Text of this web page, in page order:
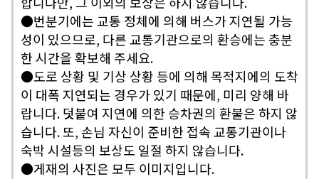
●번분기에는 교통 정체에 의해 버스가 지연될 가능
성이 있으므로, 다른 교통기관으로의 환승에는 충분
한 시간을 확보해 주세요.
●도로 상황 및 기상 상황 등에 의해 목적지에의 도착
이 대폭 지연되는 경우가 있기 때문에, 미리 양해 바
랍니다. 덧붙여 지연에 의한 승차권의 환불은 하지 않
습니다. 또, 손님 자신이 준비한 접속 교통기관이나
숙박 시설등의 보상도 일절 하지 않습니다.
●게재의 사진은 모두 이미지입니다.